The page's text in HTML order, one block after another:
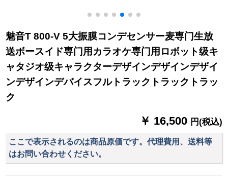
魅音T 800-V 5大振膜コンデセンサー麦専门生放
送ボースイド専门用カラオケ専门用ロボット级キ
ャタジオ级キャラクターデザインデザインデザイ
ンデザインデバイスフルトラックトラックトラッ
ク
￥ 16,500 円(税込)
ここで表示されるのは商品原価です。代理費用、送料等
はお問い合わせください。